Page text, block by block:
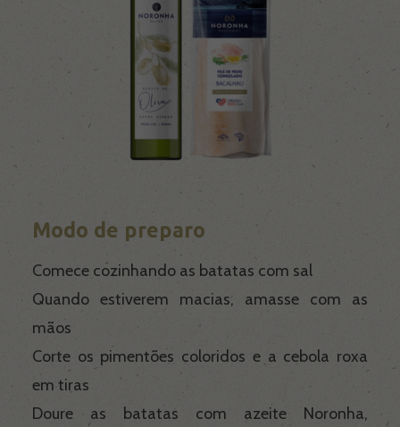
Modo de preparo
Comece cozinhando as batatas com sal
Quando estiverem macias, amasse com as
mãos
Corte os pimentões coloridos e a cebola roxa
em tiras
Doure as batatas com azeite Noronha,